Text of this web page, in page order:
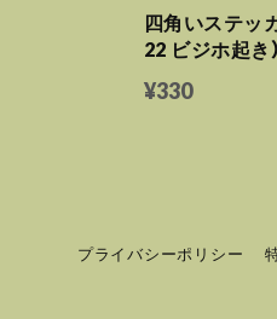
四角いステッ
22 ビジホ起き）
¥330
プライバシーポリシー